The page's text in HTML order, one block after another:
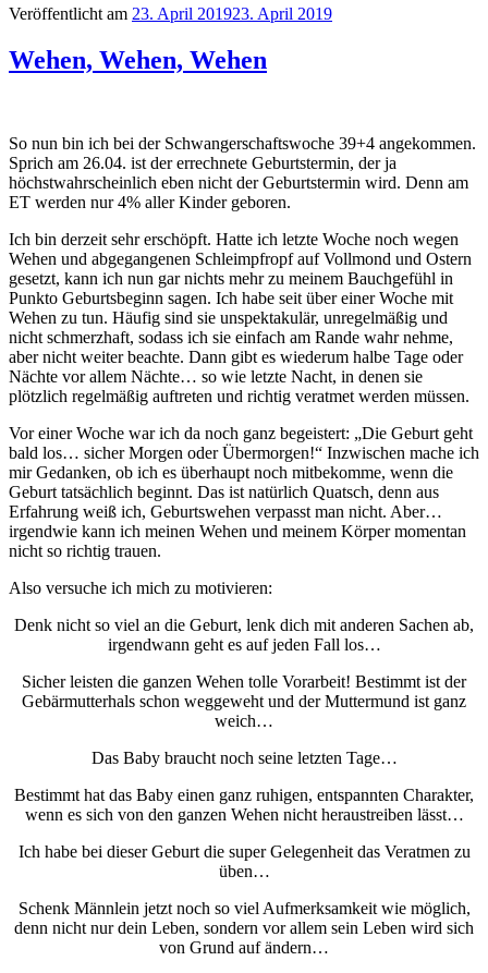
Veröffentlicht am 23. April 201923. April 2019
Wehen, Wehen, Wehen
So nun bin ich bei der Schwangerschaftswoche 39+4 angekommen.
Sprich am 26.04. ist der errechnete Geburtstermin, der ja
höchstwahrscheinlich eben nicht der Geburtstermin wird. Denn am
ET werden nur 4% aller Kinder geboren.
Ich bin derzeit sehr erschöpft. Hatte ich letzte Woche noch wegen
Wehen und abgegangenen Schleimpfropf auf Vollmond und Ostern
gesetzt, kann ich nun gar nichts mehr zu meinem Bauchgefühl in
Punkto Geburtsbeginn sagen. Ich habe seit über einer Woche mit
Wehen zu tun. Häufig sind sie unspektakulär, unregelmäßig und
nicht schmerzhaft, sodass ich sie einfach am Rande wahr nehme,
aber nicht weiter beachte. Dann gibt es wiederum halbe Tage oder
Nächte vor allem Nächte… so wie letzte Nacht, in denen sie
plötzlich regelmäßig auftreten und richtig veratmet werden müssen.
Vor einer Woche war ich da noch ganz begeistert: „Die Geburt geht
bald los… sicher Morgen oder Übermorgen!“ Inzwischen mache ich
mir Gedanken, ob ich es überhaupt noch mitbekomme, wenn die
Geburt tatsächlich beginnt. Das ist natürlich Quatsch, denn aus
Erfahrung weiß ich, Geburtswehen verpasst man nicht. Aber…
irgendwie kann ich meinen Wehen und meinem Körper momentan
nicht so richtig trauen.
Also versuche ich mich zu motivieren:
Denk nicht so viel an die Geburt, lenk dich mit anderen Sachen ab,
irgendwann geht es auf jeden Fall los…
Sicher leisten die ganzen Wehen tolle Vorarbeit! Bestimmt ist der
Gebärmutterhals schon weggeweht und der Muttermund ist ganz
weich…
Das Baby braucht noch seine letzten Tage…
Bestimmt hat das Baby einen ganz ruhigen, entspannten Charakter,
wenn es sich von den ganzen Wehen nicht heraustreiben lässt…
Ich habe bei dieser Geburt die super Gelegenheit das Veratmen zu
üben…
Schenk Männlein jetzt noch so viel Aufmerksamkeit wie möglich,
denn nicht nur dein Leben, sondern vor allem sein Leben wird sich
von Grund auf ändern…